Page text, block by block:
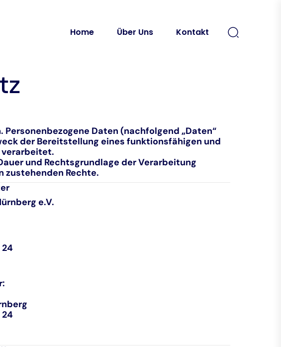
Home Über Uns Kontakt
Daten (nachfolgend „Daten“
der Bereitstellung eines funktionsfähigen und
und Rechtsgrundlage der Verarbeitung
zustehenden Rechte.
e.V.
24
24